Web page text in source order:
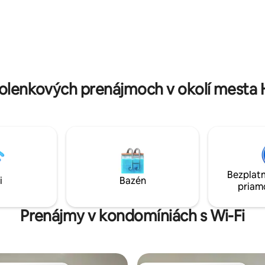
prenájmoch v okolí mesta
Bazén
Prenájmy v kondomíniách s Wi-Fi